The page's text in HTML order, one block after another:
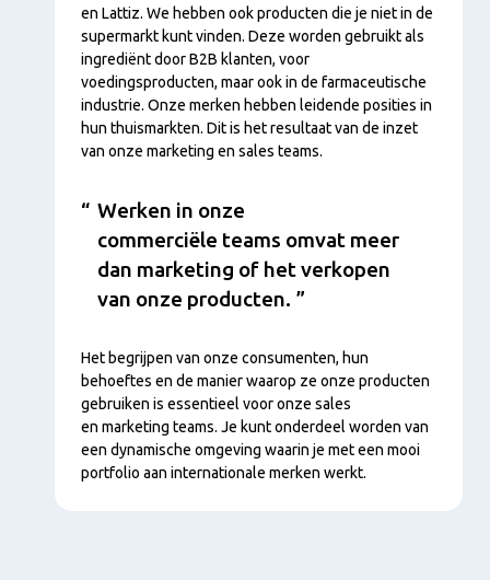
en Lattiz. We hebben ook producten die je niet in de
supermarkt kunt vinden. Deze worden gebruikt als
ingrediënt door B2B klanten, voor
voedingsproducten, maar ook in de farmaceutische
industrie. Onze merken hebben leidende posities in
hun thuismarkten. Dit is het resultaat van de inzet
van onze marketing en sales teams.
Werken in onze
commerciële teams omvat meer
dan marketing of het verkopen
van onze producten.
Het begrijpen van onze consumenten, hun
behoeftes en de manier waarop ze onze producten
gebruiken is essentieel voor onze sales
en marketing teams. Je kunt onderdeel worden van
een dynamische omgeving waarin je met een mooi
portfolio aan internationale merken werkt.